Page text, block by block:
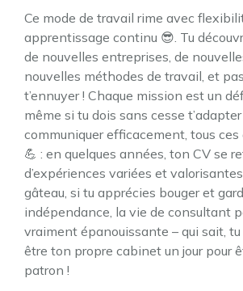
Ce mode de travail rime avec
apprentissage continu 😎. Tu
de nouvelles entreprises, de
nouvelles méthodes de travail, et
t’ennuyer ! Chaque mission est un
même si tu dois sans cesse
communiquer efficacement, tous
💪 : en quelques années, ton CV se
d’expériences variées et
gâteau, si tu apprécies bouger et
indépendance, la vie de consultant
vraiment épanouissante – qui sait,
être ton propre cabinet un jour pour
patron !